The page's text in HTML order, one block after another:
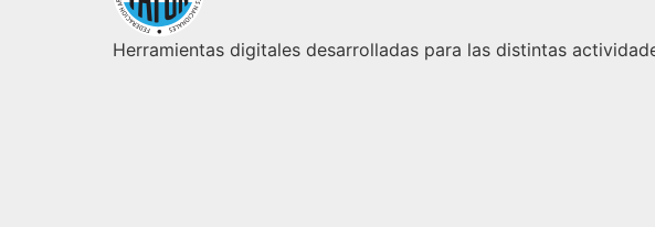
Herramientas digitales desarrolladas para las distintas